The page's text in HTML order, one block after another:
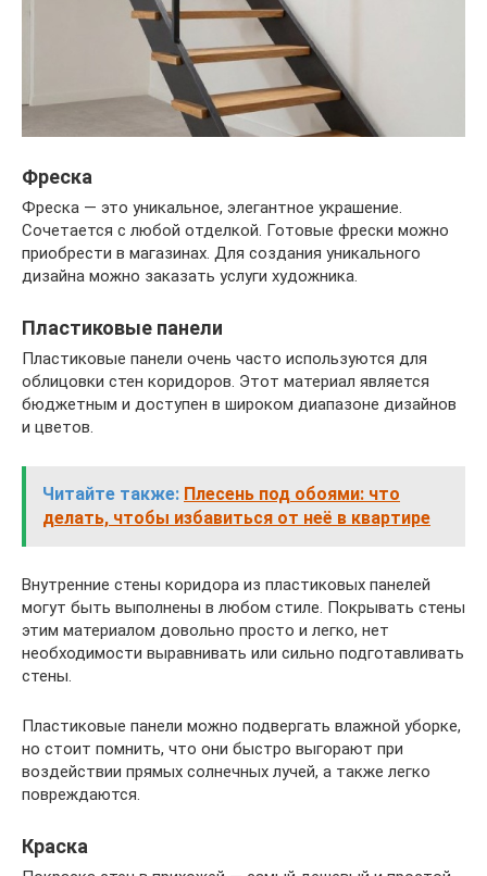
Фреска
Фреска — это уникальное, элегантное украшение.
Сочетается с любой отделкой. Готовые фрески можно
приобрести в магазинах. Для создания уникального
дизайна можно заказать услуги художника.
Пластиковые панели
Пластиковые панели очень часто используются для
облицовки стен коридоров. Этот материал является
бюджетным и доступен в широком диапазоне дизайнов
и цветов.
Читайте также: Плесень под обоями: что
делать, чтобы избавиться от неё в квартире
Внутренние стены коридора из пластиковых панелей
могут быть выполнены в любом стиле. Покрывать стены
этим материалом довольно просто и легко, нет
необходимости выравнивать или сильно подготавливать
стены.
Пластиковые панели можно подвергать влажной уборке,
но стоит помнить, что они быстро выгорают при
воздействии прямых солнечных лучей, а также легко
повреждаются.
Краска